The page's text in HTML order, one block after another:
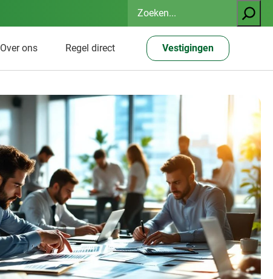
Zoeken
Over ons Regel direct Vestigingen